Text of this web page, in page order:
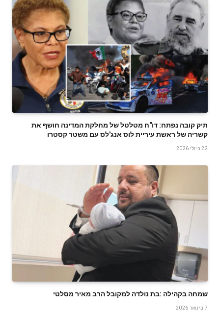
תיק קובה נפתח: דו"ח מטלטל של מחלקת המדינה חושף את
קשריה של ראשת עיריית לוס אנג'לס עם משטר קסטרו
22 ביולי 2026
שמחה‭ ‬בקהילה‭: ‬בת‭ ‬נולדה‭ ‬למקובל‭ ‬הרב‭ ‬מאיר‭ ‬מסלטי
7 בינואר 2026